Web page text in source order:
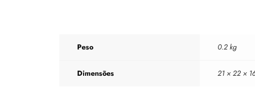
Peso 0.2 kg
Dimensões 21 × 22 ×